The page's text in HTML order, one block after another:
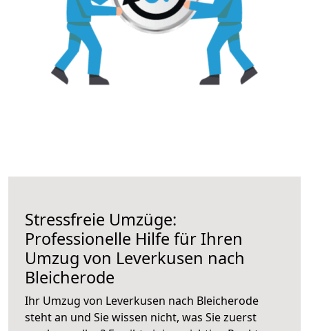
Stressfreie Umzüge:
Professionelle Hilfe für Ihren
Umzug von Leverkusen nach
Bleicherode
Ihr Umzug von Leverkusen nach Bleicherode
steht an und Sie wissen nicht, was Sie zuerst